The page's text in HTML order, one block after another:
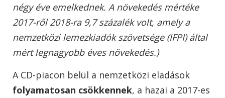
négy éve emelkednek. A növekedés mértéke
2017-ről 2018-ra 9,7 százalék volt, amely a
nemzetközi lemezkiadók szövetsége (IFPI) által
mért legnagyobb éves növekedés.)
A CD-piacon belül a nemzetközi eladások
folyamatosan csökkennek, a hazai a 2017-es